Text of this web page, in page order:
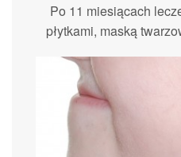
Po 11 miesiącach
płytkami, maską